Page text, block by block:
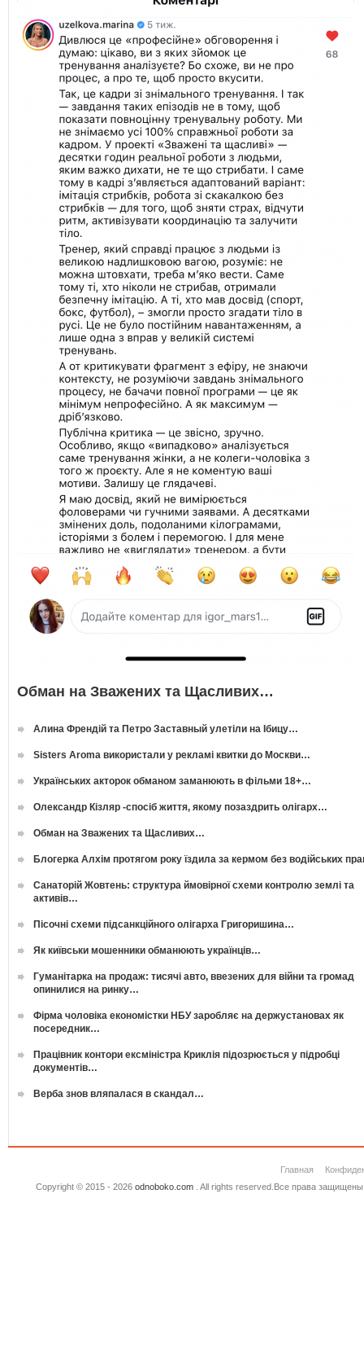
Обман на Зважених та Щасливих…
Алина Френдій та Петро Заставный улетіли на Ібицу…
Sisters Aroma використали у рекламі квитки до Москви…
Українських акторок обманом заманюють в фільми 18+…
Олександр Кізляр -спосіб життя, якому позаздрить олігарх…
Обман на Зважених та Щасливих…
Блогерка Алхім протягом року їздила за кермом без водійських
Санаторій Жовтень: структура ймовірної схеми контролю землі та
активів…
Пісочні схеми підсанкційного олігарха Григоришина…
Як київськи мошенники обманюють українців…
Гуманітарка на продаж: тисячі авто, ввезених для війни та громад
опинилися на ринку…
Фірма чоловіка економістки НБУ заробляє на держустановах як
посередник…
Працівник контори ексміністра Криклія підозрюється у підробці
документів…
Верба знов вляпалася в скандал…
Главная
Copyright © 2015 - 2026 odnoboko.com. All rights reserved.Все права защищены.